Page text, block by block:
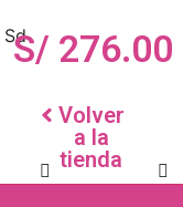
SdS/ 276.00
Volver
a la
tienda